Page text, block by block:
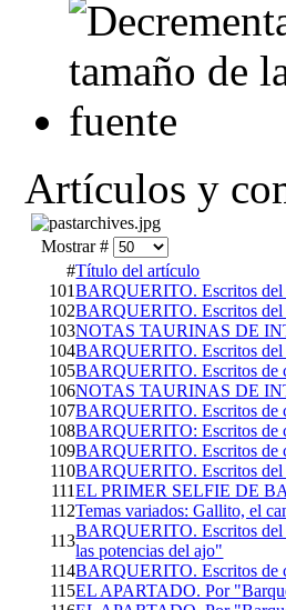
Artículos y
Mostrar #
#Título del artículo
101BARQUERITO. Escritos del
102BARQUERITO. Escritos
103NOTAS TAURINAS DE
104BARQUERITO. Escritos
105BARQUERITO. Escritos de
106NOTAS TAURINAS DE
107BARQUERITO. Escritos de
108BARQUERITO: Escritos de
109BARQUERITO. Escritos de
110BARQUERITO. Escritos del
111EL PRIMER SELFIE DE
112Temas variados: Gallito, el
113
BARQUERITO. Escritos del
las potencias del ajo"
114BARQUERITO. Escritos de
115EL APARTADO. Por